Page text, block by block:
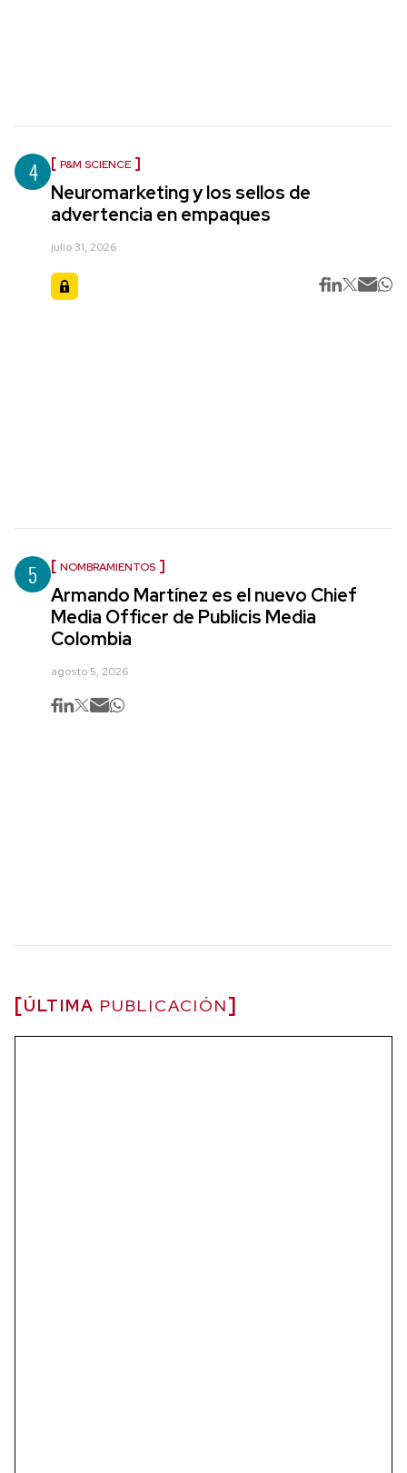
4 P&M SCIENCE
Neuromarketing y los sellos de
advertencia en empaques
julio 31, 2026
5 NOMBRAMIENTOS
Armando Martínez es el nuevo Chief
Media Officer de Publicis Media
Colombia
agosto 5, 2026
ÚLTIMA PUBLICACIÓN